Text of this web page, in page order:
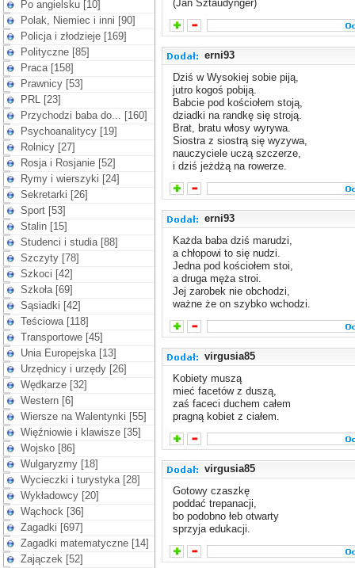
Po angielsku [10]
Polak, Niemiec i inni [90]
Policja i złodzieje [169]
Polityczne [85]
Praca [158]
Prawnicy [53]
PRL [23]
Przychodzi baba do... [160]
Psychoanalitycy [19]
Rolnicy [27]
Rosja i Rosjanie [52]
Rymy i wierszyki [24]
Sekretarki [26]
Sport [53]
Stalin [15]
Studenci i studia [88]
Szczyty [78]
Szkoci [42]
Szkoła [69]
Sąsiadki [42]
Teściowa [118]
Transportowe [45]
Unia Europejska [13]
Urzędnicy i urzędy [26]
Wędkarze [32]
Western [6]
Wiersze na Walentynki [55]
Więźniowie i klawisze [35]
Wojsko [86]
Wulgaryzmy [18]
Wycieczki i turystyka [28]
Wykładowcy [20]
Wąchock [36]
Zagadki [697]
Zagadki matematyczne [14]
Zajączek [52]
(Jan Sztaudynger)
erni93
Dziś w Wysokiej sobie piją,
jutro kogoś pobiją.
Babcie pod kościołem stoją,
dziadki na randkę się stroją.
Brat, bratu włosy wyrywa.
Siostra z siostrą się wyzywa,
nauczyciele uczą szczerze,
i dziś jeżdżą na rowerze.
erni93
Każda baba dziś marudzi,
a chłopowi to się nudzi.
Jedna pod kościołem stoi,
a druga męża stroi.
Jej zarobek nie obchodzi,
ważne że on szybko wchodzi.
virgusia85
Kobiety muszą
mieć facetów z duszą,
zaś faceci duchem całem
pragną kobiet z ciałem.
virgusia85
Gotowy czaszkę
poddać trepanacji,
bo podobno łeb otwarty
sprzyja edukacji.